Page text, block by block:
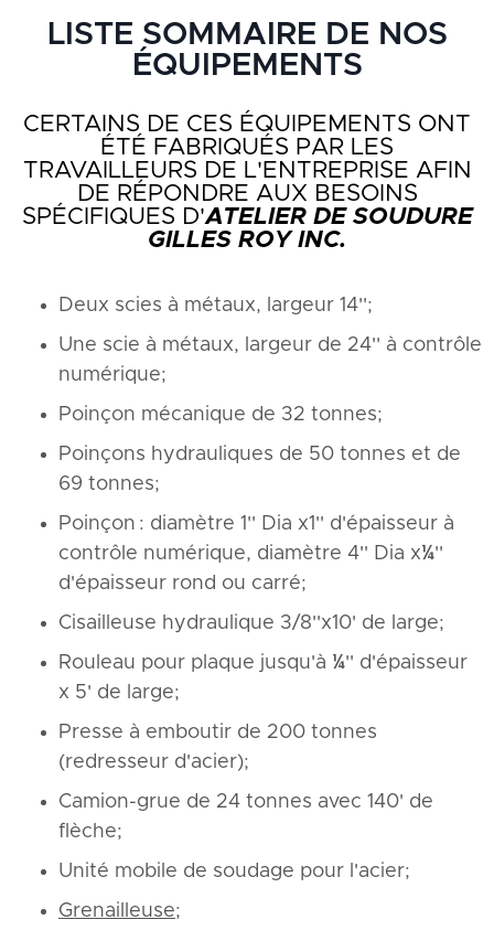
LISTE SOMMAIRE DE NOS
ÉQUIPEMENTS
CERTAINS DE CES ÉQUIPEMENTS ONT
ÉTÉ FABRIQUÉS PAR LES
TRAVAILLEURS DE L'ENTREPRISE AFIN
DE RÉPONDRE AUX BESOINS
SPÉCIFIQUES D'ATELIER DE SOUDURE
GILLES ROY INC.
Deux scies à métaux, largeur 14'';
Une scie à métaux, largeur de 24'' à contrôle
numérique;
Poinçon mécanique de 32 tonnes;
Poinçons hydrauliques de 50 tonnes et de
69 tonnes;
Poinçon : diamètre 1'' Dia x1'' d'épaisseur à
contrôle numérique, diamètre 4'' Dia x¼''
d'épaisseur rond ou carré;
Cisailleuse hydraulique 3/8''x10' de large;
Rouleau pour plaque jusqu'à ¼'' d'épaisseur
x 5' de large;
Presse à emboutir de 200 tonnes
(redresseur d'acier);
Camion-grue de 24 tonnes avec 140' de
flèche;
Unité mobile de soudage pour l'acier;
Grenailleuse;